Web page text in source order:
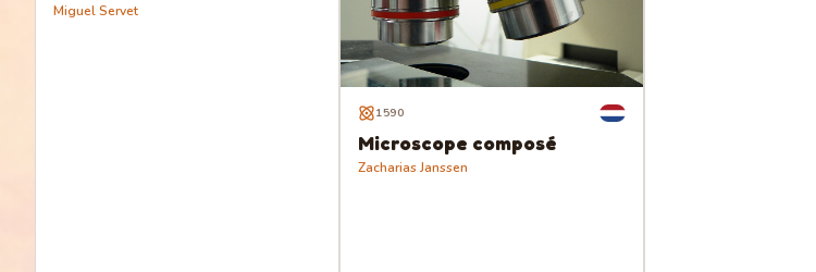
Miguel Servet
1590
Microscope composé
Zacharias Janssen